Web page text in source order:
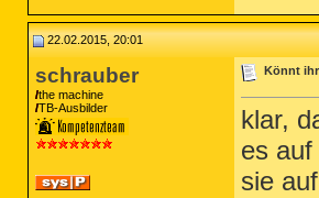
22.02.2015, 20:01
schrauber
the machine
TB-Ausbilder
Könnt
klar,
es
sie